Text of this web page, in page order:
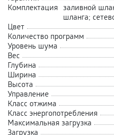
Комплектация заливной
шланга;
Цвет
Количество программ
Уровень шума
Вес
Глубина
Ширина
Высота
Управление
Класс отжима
Класс энергопотребления
Максимальная загрузка
Загрузка